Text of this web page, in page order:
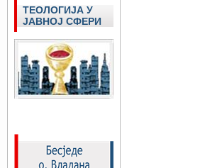
ТЕОЛОГИЈА У
ЈАВНОЈ СФЕРИ